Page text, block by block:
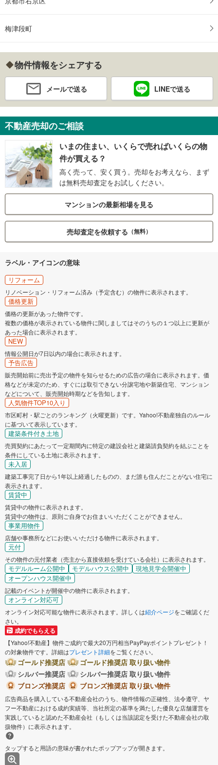
梅津段町
物件情報をシェアする
メールで送る LINEで送る
不動産売却のご相談
いまの住まい、いくらで売ればいくらの物
件が買える？
高く売って、安く買う。売却をお考えなら、まず
は無料売却査定をお試しください。
マンションの最新相場を見る
売却査定を依頼する （無料）
ラベル・アイコンの意味
リフォーム
リノベーション・リフォーム済み（予定含む）の物件に表示されます。
価格更新
価格の更新があった物件です。
複数の価格が表示されている物件に関しましてはそのうちの１つ以上に更新が
あった場合に表示されます。
NEW
情報公開日が7日以内の場合に表示されます。
予告広告
販売開始前に売出予定の物件を知らせるための広告の場合に表示されます。価
格などが未定のため、すぐには取引できない分譲宅地や新築住宅、マンション
などについて、販売開始時期などを告知します。
人気物件TOP10入り
市区町村・駅ごとのランキング（火曜更新）です。Yahoo!不動産独自のルール
に基づいて表示しています。
建築条件付き土地
売買契約にあたって一定期間内に特定の建設会社と建築請負契約を結ぶことを
条件にしている土地に表示されます。
未入居
建築工事完了日から1年以上経過したものの、まだ誰も住んだことがない住宅に
表示されます。
賃貸中
賃貸中の物件に表示されます。
賃貸中の物件は、原則ご自身でお住まいいただくことができません。
事業用物件
店舗や事務所などにお使いいただける物件に表示されます。
元付
その物件の元付業者（売主から直接依頼を受けている会社）に表示されます。
モデルルーム公開中 モデルハウス公開中
現地見学会開催中
オープンハウス開催中
記載のイベントが開催中の物件に表示されます。
オンライン対応可
オンライン対応可能な物件に表示されます。詳しくは紹介ページをご確認くだ
さい。
成約でもらえる
【Yahoo!不動産】物件ご成約で最大20万円相当PayPayポイントプレゼント！
の対象物件です。詳細はプレゼント詳細をご覧ください。
ゴールド推奨店
ゴールド推奨店 取り扱い物件
シルバー推奨店
シルバー推奨店 取り扱い物件
ブロンズ推奨店
ブロンズ推奨店 取り扱い物件
広告商品を購入している不動産会社のうち、物件情報の正確性、法令遵守、ヤ
フー不動産における成約実績等、当社所定の基準を満たした優良な店舗運営を
実践していると認めた不動産会社（もしくは当該認定を受けた不動産会社の取
扱物件）に表示されます。
タップすると用語の意味が書かれたポップアップが開きます。